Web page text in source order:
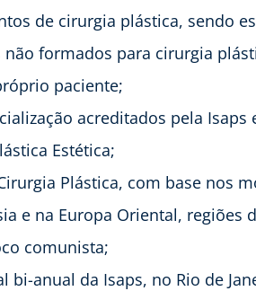
de cirurgia plástica, sendo
formados para cirurgia
paciente;
acreditados pela Isaps
Estética;
Plástica, com base nos
e na Europa Oriental, regiões
comunista;
bi-anual da Isaps, no Rio de